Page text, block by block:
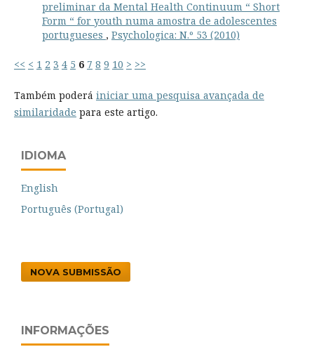
preliminar da Mental Health Continuum “ Short
Form “ for youth numa amostra de adolescentes
portugueses , Psychologica: N.º 53 (2010)
<< < 1 2 3 4 5 6 7 8 9 10 > >>
Também poderá iniciar uma pesquisa avançada de
similaridade para este artigo.
IDIOMA
English
Português (Portugal)
NOVA SUBMISSÃO
INFORMAÇÕES